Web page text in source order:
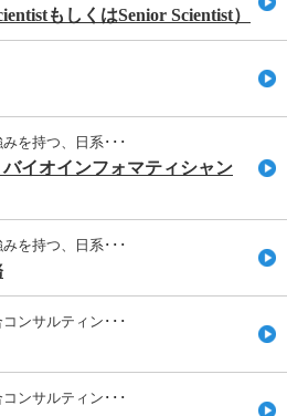
もしくはSenior Scientist）
を持つ、日系･･･
バイオインフォマティシャン
を持つ、日系･･･
ンサルティン･･･
ンサルティン･･･